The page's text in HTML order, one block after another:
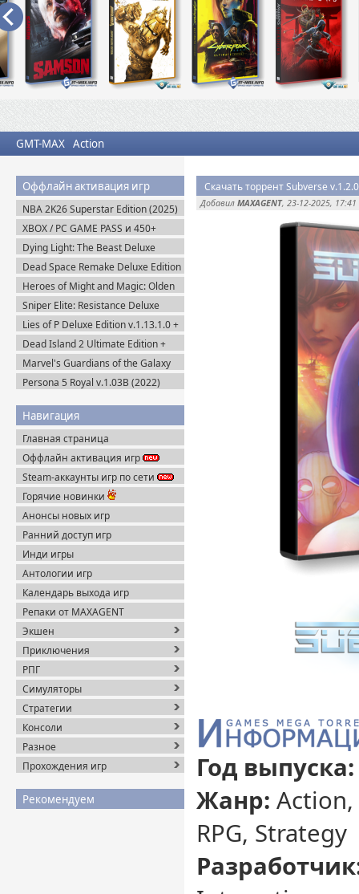
GMT-MAX Action
Оффлайн активация игр
NBA 2K26 Superstar Edition (2025)
Steam-Rip
XBOX / PC GAME PASS и 450+
Новинок игр для ПК / PC
Dying Light: The Beast Deluxe
Edition v.1.6.4 + Все DLC (2025)
Пиратка
Dead Space Remake Deluxe Edition
(2023) Пиратка
Heroes of Might and Magic: Olden
Era v.0.80.34 (2026) Пиратка
Sniper Elite: Resistance Deluxe
Edition (2025) Steam-Rip
Lies of P Deluxe Edition v.1.13.1.0 +
Все DLC (2023) Пиратка
Dead Island 2 Ultimate Edition +
Все DLC (2023) Пиратка
Marvel's Guardians of the Galaxy
Deluxe Edition (2021) Steam-Rip
Persona 5 Royal v.1.03B (2022)
Навигация
Главная страница
Оффлайн активация игр
Steam-аккаунты игр по сети
Горячие новинки
Анонсы новых игр
Ранний доступ игр
Инди игры
Антологии игр
Календарь выхода игр
Репаки от MAXAGENT
Экшен
Приключения
РПГ
Симуляторы
Стратегии
Консоли
Разное
Прохождения игр
Рекомендуем
Скачать торрент Subverse
Добавил MAXAGENT, 23-12-2025, 17:41
Год выпуска:
Жанр:
RPG, Strategy